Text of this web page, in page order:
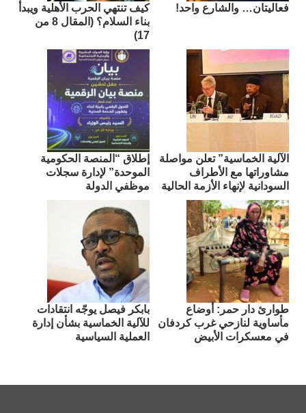
فعاليتان… والشارع واحد!
كيف تنتهي الحرب الأهلية ويبدأ
بناء السلام؟ (المقال 8 من
17)
الآلية الخماسية” تعلن مواصلة
مشاوراتها مع الأطراف
السودانية لإنهاء الأزمة الحالية
إطلاق “المنصة الحكومية
الموحدة” لإدارة سجلات
موظفي الدولة
طوارئ دار حمر: أوضاع
مأساوية لنازحي غرب كردفان
في معسكرات الأبيض
بابكر فيصل يوجّه انتقادات
للآلية الخماسية بشأن إدارة
العملية السياسية